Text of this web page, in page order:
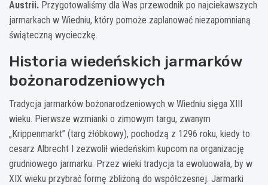
Austrii. Przygotowaliśmy dla Was przewodnik po najciekawszych
jarmarkach w Wiedniu, który pomoże zaplanować niezapomnianą
świąteczną wycieczkę.
Historia wiedeńskich jarmarków
bożonarodzeniowych
Tradycja jarmarków bożonarodzeniowych w Wiedniu sięga XIII
wieku. Pierwsze wzmianki o zimowym targu, zwanym
„Krippenmarkt” (targ żłóbkowy), pochodzą z 1296 roku, kiedy to
cesarz Albrecht I zezwolił wiedeńskim kupcom na organizację
grudniowego jarmarku. Przez wieki tradycja ta ewoluowała, by w
XIX wieku przybrać formę zbliżoną do współczesnej. Jarmarki